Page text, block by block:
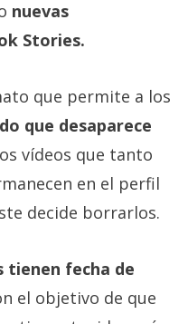
nuevas
Stories.
que permite a los
que desaparece
vídeos que tanto
en el perfil
decide borrarlos.
tienen fecha de
el objetivo de que